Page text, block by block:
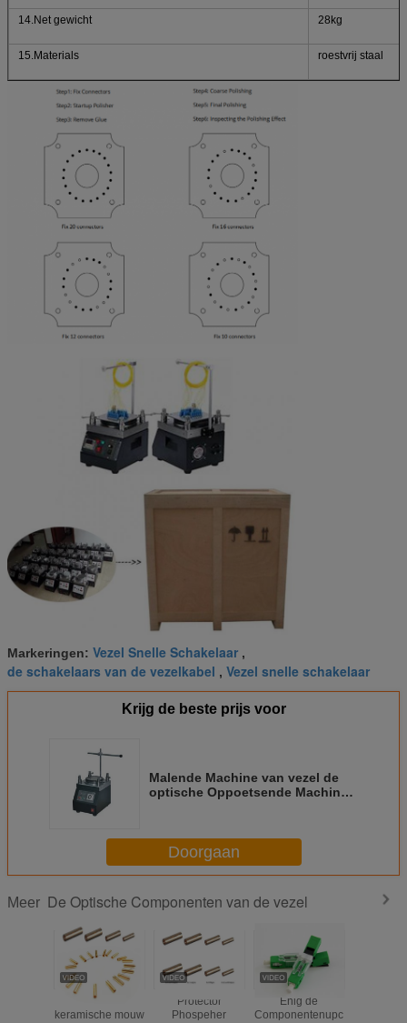
14.Net gewicht 28kg
15.Materials roestvrij staal
Markeringen: Vezel Snelle Schakelaar ,
de schakelaars van de vezelkabel , Vezel snelle schakelaar
Krijg de beste prijs voor
Malende Machine van vezel de
optische Oppoetsende Machines
Optische Flard
Doorgaan
Meer De Optische Componenten van de vezel
alumina
keramische mouw
Protector
Phospeher
Enig de
Componentenupc